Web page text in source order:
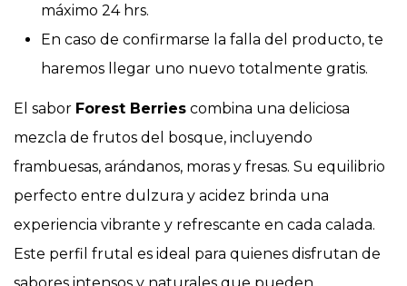
máximo 24 hrs.
En caso de confirmarse la falla del producto, te
haremos llegar uno nuevo totalmente gratis.
El sabor Forest Berries combina una deliciosa
mezcla de frutos del bosque, incluyendo
frambuesas, arándanos, moras y fresas. Su equilibrio
perfecto entre dulzura y acidez brinda una
experiencia vibrante y refrescante en cada calada.
Este perfil frutal es ideal para quienes disfrutan de
sabores intensos y naturales que pueden